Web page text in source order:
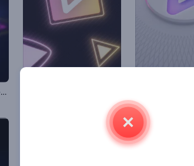
Анимация лого: Цветная голограмма